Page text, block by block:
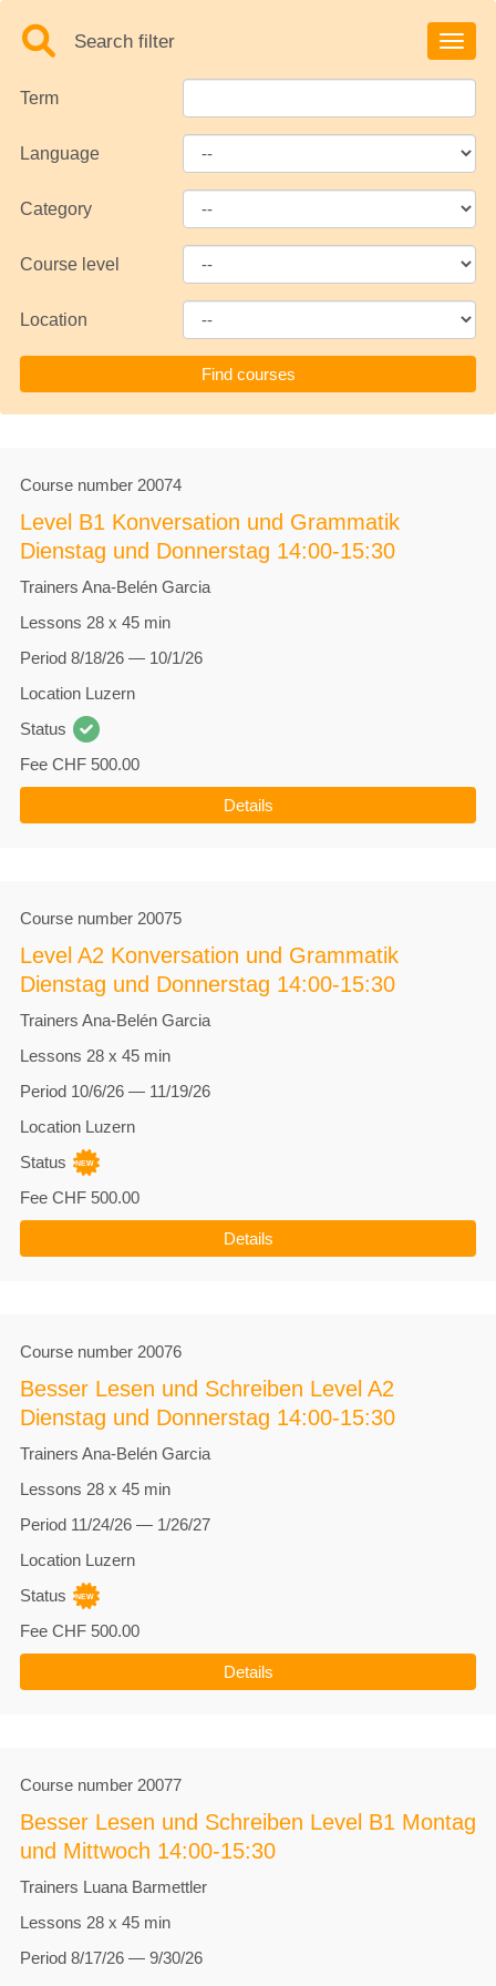
Search filter
Term
Language
Category
Course level
Location
Course number 20074
Level B1 Konversation und Grammatik
Dienstag und Donnerstag 14:00-15:30
Trainers Ana-Belén Garcia
Lessons 28 x 45 min
Period 8/18/26 — 10/1/26
Location Luzern
Status
Fee CHF 500.00
Details
Course number 20075
Level A2 Konversation und Grammatik
Dienstag und Donnerstag 14:00-15:30
Trainers Ana-Belén Garcia
Lessons 28 x 45 min
Period 10/6/26 — 11/19/26
Location Luzern
Status
Fee CHF 500.00
Details
Course number 20076
Besser Lesen und Schreiben Level A2
Dienstag und Donnerstag 14:00-15:30
Trainers Ana-Belén Garcia
Lessons 28 x 45 min
Period 11/24/26 — 1/26/27
Location Luzern
Status
Fee CHF 500.00
Details
Course number 20077
Besser Lesen und Schreiben Level B1 Montag
und Mittwoch 14:00-15:30
Trainers Luana Barmettler
Lessons 28 x 45 min
Period 8/17/26 — 9/30/26